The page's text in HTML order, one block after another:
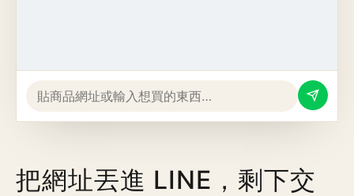
把網址丟進 LINE，剩下交